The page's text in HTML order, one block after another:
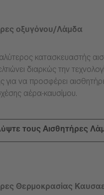
οξυγόνου/Λάμδα
κατασκευαστής
διαρκώς την
για να προσφέρει
αέρα-καυσίμου.
τους Αισθητήρες
Θερμοκρασίας